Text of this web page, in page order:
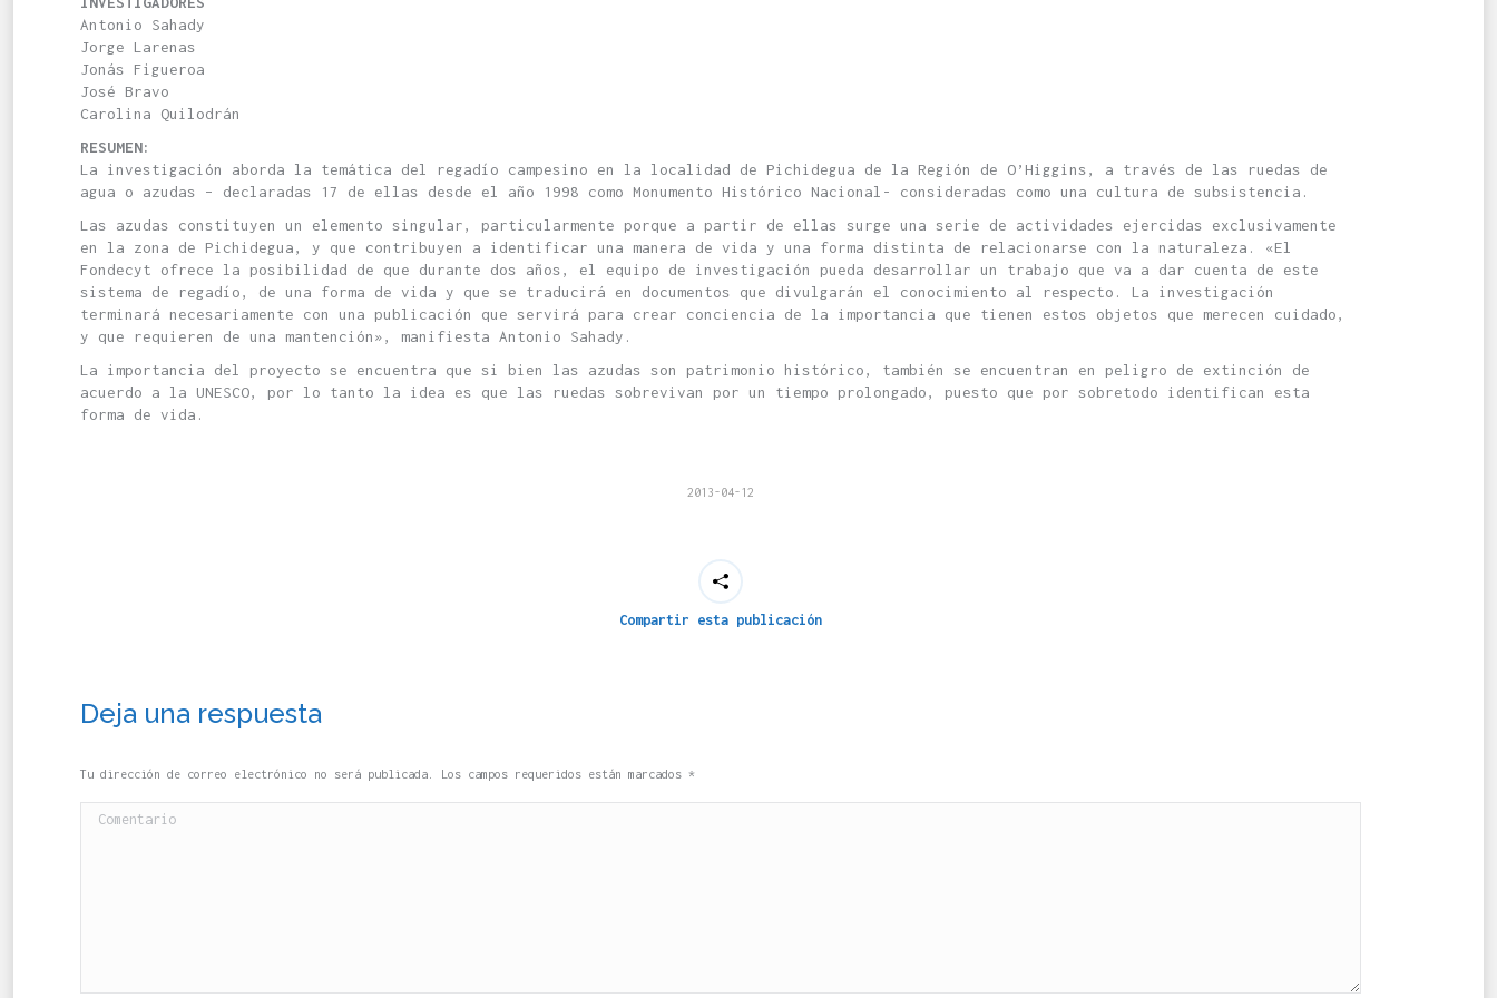
Antonio Sahady
Jorge Larenas
Jonás Figueroa
José Bravo
Carolina Quilodrán
RESUMEN:
La investigación aborda la temática del regadío campesino en la localidad de Pichidegua de la Región de O’Higgins, a través de las ruedas de
agua o azudas – declaradas 17 de ellas desde el año 1998 como Monumento Histórico Nacional- consideradas como una cultura de subsistencia.
Las azudas constituyen un elemento singular, particularmente porque a partir de ellas surge una serie de actividades ejercidas exclusivamente
en la zona de Pichidegua, y que contribuyen a identificar una manera de vida y una forma distinta de relacionarse con la naturaleza. «El
Fondecyt ofrece la posibilidad de que durante dos años, el equipo de investigación pueda desarrollar un trabajo que va a dar cuenta de este
sistema de regadío, de una forma de vida y que se traducirá en documentos que divulgarán el conocimiento al respecto. La investigación
terminará necesariamente con una publicación que servirá para crear conciencia de la importancia que tienen estos objetos que merecen cuidado,
y que requieren de una mantención», manifiesta Antonio Sahady.
La importancia del proyecto se encuentra que si bien las azudas son patrimonio histórico, también se encuentran en peligro de extinción de
acuerdo a la UNESCO, por lo tanto la idea es que las ruedas sobrevivan por un tiempo prolongado, puesto que por sobretodo identifican esta
forma de vida.
2013-04-12
Compartir esta publicación
Deja una respuesta
Tu dirección de correo electrónico no será publicada. Los campos requeridos están marcados *
Comentario